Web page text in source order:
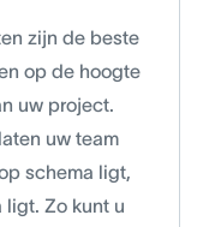
zijn de beste
op de hoogte
uw project.
uw team
schema ligt,
ligt. Zo kunt u